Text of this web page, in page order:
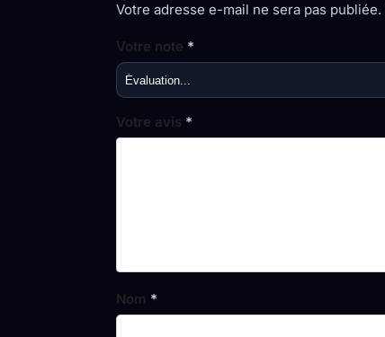
Votre adresse e-mail ne sera pas publiée.
Votre note *
Votre avis *
Nom *